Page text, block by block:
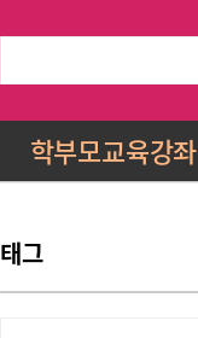
학부모교육강좌
태그